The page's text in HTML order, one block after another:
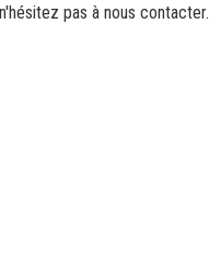
pas à nous contacter.